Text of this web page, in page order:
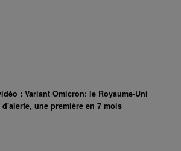
: Variant Omicron: le Royaume-Uni
une première en 7 mois